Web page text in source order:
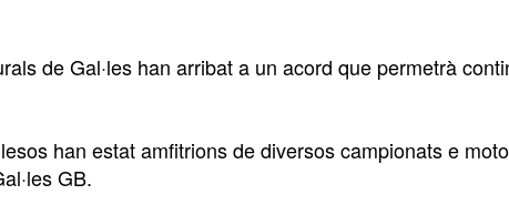
de Gal·les han arribat a un acord que permetrà
han estat amfitrions de diversos campionats e
GB.